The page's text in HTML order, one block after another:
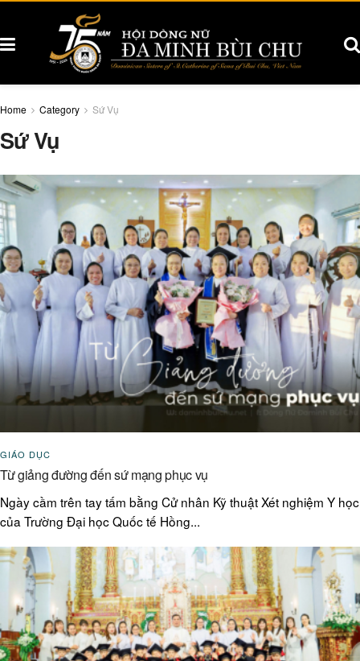
Home Category Sứ Vụ
Sứ Vụ
GIÁO DỤC
Từ giảng đường đến sứ mạng phục vụ
Ngày cầm trên tay tấm bằng Cử nhân Kỹ thuật Xét nghiệm Y học
của Trường Đại học Quốc tế Hồng...